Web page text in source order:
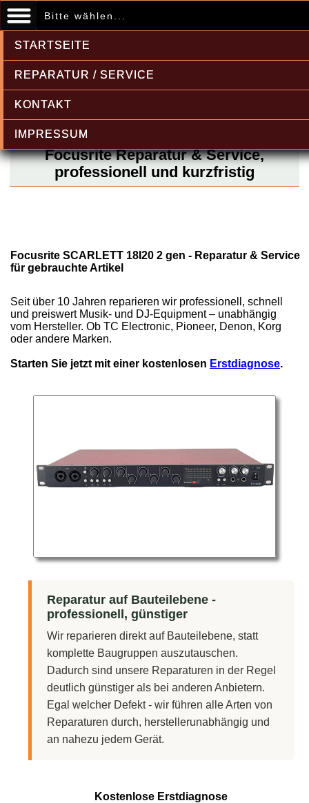
Bitte wählen...
STARTSEITE
REPARATUR / SERVICE
KONTAKT
IMPRESSUM
Focusrite Reparatur & Service,
professionell und kurzfristig
Focusrite SCARLETT 18I20 2 gen - Reparatur & Service
für gebrauchte Artikel
Seit über 10 Jahren reparieren wir professionell, schnell
und preiswert Musik- und DJ-Equipment – unabhängig
vom Hersteller. Ob TC Electronic, Pioneer, Denon, Korg
oder andere Marken.
Starten Sie jetzt mit einer kostenlosen Erstdiagnose.
Reparatur auf Bauteilebene -
professionell, günstiger
Wir reparieren direkt auf Bauteilebene, statt
komplette Baugruppen auszutauschen.
Dadurch sind unsere Reparaturen in der Regel
deutlich günstiger als bei anderen Anbietern.
Egal welcher Defekt - wir führen alle Arten von
Reparaturen durch, herstellerunabhängig und
an nahezu jedem Gerät.
Kostenlose Erstdiagnose